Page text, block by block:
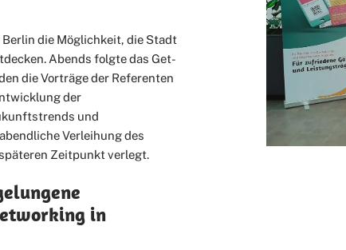
Berlin die Möglichkeit, die Stadt
Abends folgte das Get-
die Vorträge der Referenten
der
und
Verleihung des
Zeitpunkt verlegt.
in